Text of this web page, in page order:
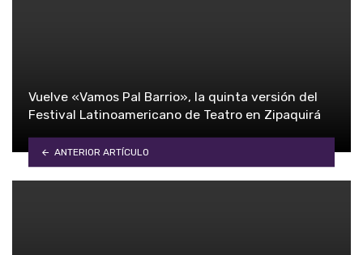
Vuelve «Vamos Pal Barrio», la quinta versión del
Festival Latinoamericano de Teatro en Zipaquirá
ANTERIOR ARTÍCULO